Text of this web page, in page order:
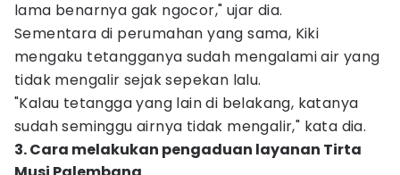
lama benarnya gak ngocor," ujar dia.
Sementara di perumahan yang sama, Kiki
mengaku tetangganya sudah mengalami air yang
tidak mengalir sejak sepekan lalu.
"Kalau tetangga yang lain di belakang, katanya
sudah seminggu airnya tidak mengalir," kata dia.
3. Cara melakukan pengaduan layanan Tirta